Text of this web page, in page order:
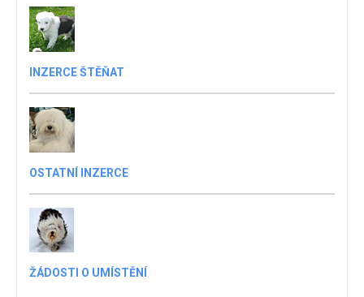
INZERCE ŠTĚŇAT
OSTATNÍ INZERCE
ŽÁDOSTI O UMÍSTĚNÍ